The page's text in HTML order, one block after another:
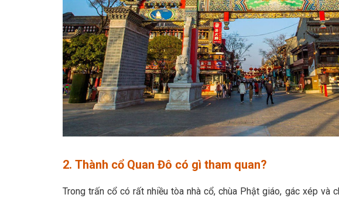
2. Thành cổ Quan Đô có gì tham quan?
Trong trấn cổ có rất nhiều tòa nhà cổ, chùa Phật giáo, gác xép và